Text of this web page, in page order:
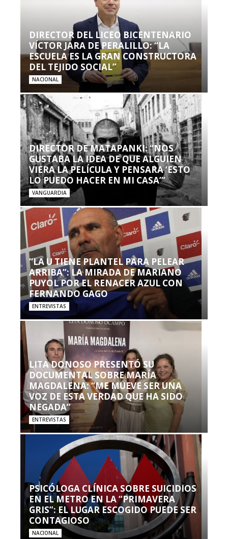
DIRECTOR DEL LICEO BICENTENARIO
VÍCTOR JARA DE PERALILLO: “LA
ESCUELA ES LA GRAN CONSTRUCTORA
DEL TEJIDO SOCIAL”
NACIONAL
DIRECTOR DE MATAPANKI: “NOS
GUSTABA LA IDEA DE QUE ALGUIEN
VIERA LA PELÍCULA Y PENSARA ‘ESTO
LO PUEDO HACER EN MI CASA’”
VANGUARDIA
“LA U TIENE PLANTEL PARA PELEAR
ARRIBA”: LA MIRADA DE MARIANO
PUYOL POR EL RENACER AZUL CON
FERNANDO GAGO
ENTREVISTAS
LITA DONOSO PRESENTÓ SU
DOCUMENTAL SOBRE MARÍA
MAGDALENA: “ME MUEVE SER UNA
VOZ DE ESTA VERDAD QUE HA SIDO
NEGADA”
ENTREVISTAS
PSICÓLOGA CLÍNICA SOBRE SUICIDIOS
EN EL METRO EN LA “PRIMAVERA
GRIS”: EL LUGAR ESCOGIDO PUEDE SER
CONTAGIOSO
NACIONAL